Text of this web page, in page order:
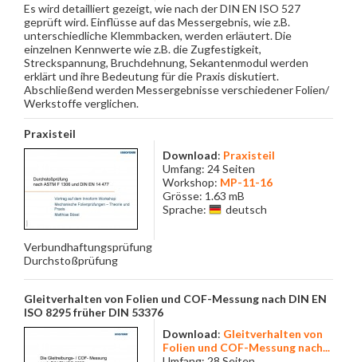
Es wird detailliert gezeigt, wie nach der DIN EN ISO 527
geprüft wird. Einflüsse auf das Messergebnis, wie z.B.
unterschiedliche Klemmbacken, werden erläutert. Die
einzelnen Kennwerte wie z.B. die Zugfestigkeit,
Streckspannung, Bruchdehnung, Sekantenmodul werden
erklärt und ihre Bedeutung für die Praxis diskutiert.
Abschließend werden Messergebnisse verschiedener Folien/
Werkstoffe verglichen.
Praxisteil
Download: Praxisteil
Umfang: 24 Seiten
Workshop: MP-11-16
Grösse: 1.63 mB
Sprache:
deutsch
Verbundhaftungsprüfung
Durchstoßprüfung
Gleitverhalten von Folien und COF-Messung nach DIN EN
ISO 8295 früher DIN 53376
Download: Gleitverhalten von
Folien und COF-Messung nach...